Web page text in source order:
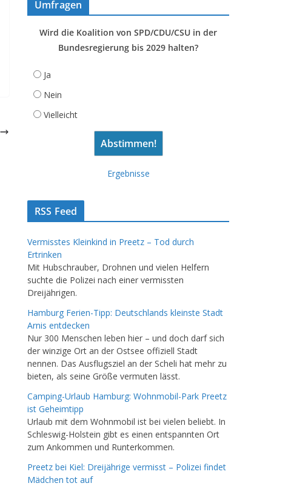
Umfragen
Wird die Koalition von SPD/CDU/CSU in der
Bundesregierung bis 2029 halten?
Ja
Nein
Vielleicht
Ergebnisse
RSS Feed
Vermisstes Kleinkind in Preetz – Tod durch
Ertrinken
Mit Hubschrauber, Drohnen und vielen Helfern
suchte die Polizei nach einer vermissten
Dreijährigen.
Hamburg Ferien-Tipp: Deutschlands kleinste Stadt
Arnis entdecken
Nur 300 Menschen leben hier – und doch darf sich
der winzige Ort an der Ostsee offiziell Stadt
nennen. Das Ausflugsziel an der Scheli hat mehr zu
bieten, als seine Größe vermuten lässt.
Camping-Urlaub Hamburg: Wohnmobil-Park Preetz
ist Geheimtipp
Urlaub mit dem Wohnmobil ist bei vielen beliebt. In
Schleswig-Holstein gibt es einen entspannten Ort
zum Ankommen und Runterkommen.
Preetz bei Kiel: Dreijährige vermisst – Polizei findet
Mädchen tot auf